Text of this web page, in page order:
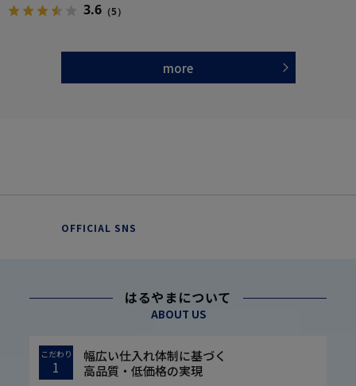
3.6 （5）
more
OFFICIAL SNS
はるやまについて
ABOUT US
こだわり
1
幅広い仕入れ体制に基づく
高品質・低価格の実現